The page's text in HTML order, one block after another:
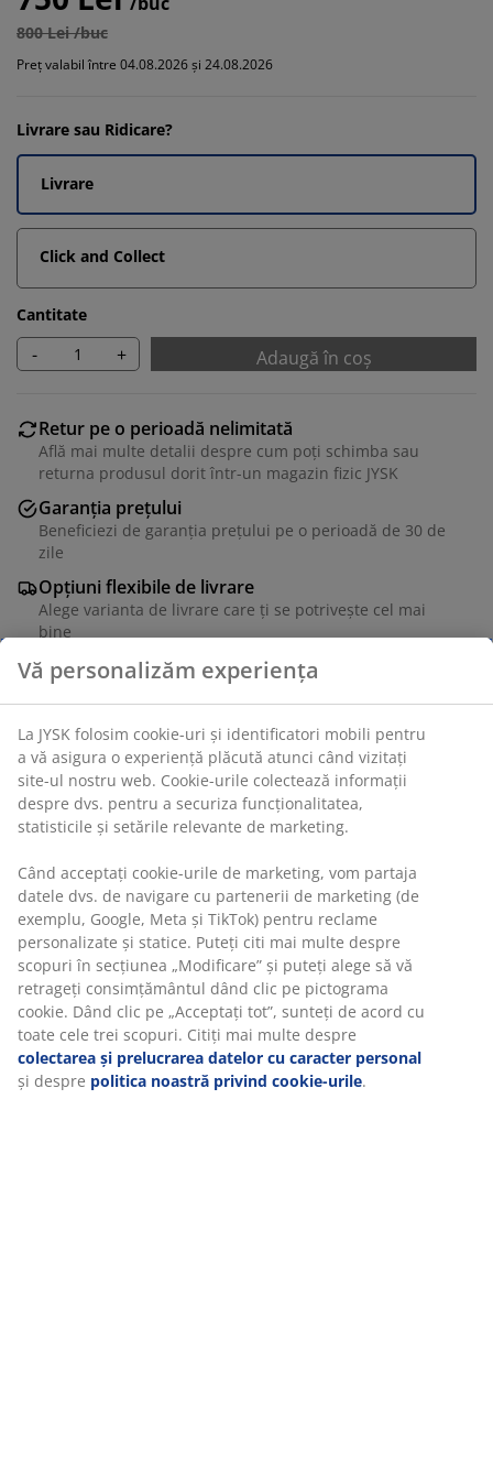
800 Lei /buc
Preț valabil între 04.08.2026 și 24.08.2026
Livrare sau Ridicare?
Livrare
Click and Collect
Cantitate
- + Adaugă în coș
Retur pe o perioadă nelimitată
Află mai multe detalii despre cum poți schimba sau
returna produsul dorit într-un magazin fizic JYSK
Garanția prețului
Beneficiezi de garanția prețului pe o perioadă de 30 de
zile
Opțiuni flexibile de livrare
Alege varianta de livrare care ți se potrivește cel mai
bine
Compartiment depozitare din plastic impermeabil cu
protecție UV (60% reciclat). Partea de sus și partea din
față pot fi deschise. Rezistentă la îngheț. 132x114x72
cm
Instrucțiuni de asamblare
Specificații
Recenzii
Vă personalizăm experiența
La JYSK folosim cookie-uri și identificatori mobili pentru
a vă asigura o experiență plăcută atunci când vizitați
site-ul nostru web. Cookie-urile colectează informații
despre dvs. pentru a securiza funcționalitatea,
statisticile și setările relevante de marketing.
Când acceptați cookie-urile de marketing, vom partaja
datele dvs. de navigare cu partenerii de marketing (de
exemplu, Google, Meta și TikTok) pentru reclame
personalizate și statice. Puteți citi mai multe despre
scopuri în secțiunea „Modificare” și puteți alege să vă
retrageți consimțământul dând clic pe pictograma
cookie. Dând clic pe „Acceptați tot”, sunteți de acord cu
toate cele trei scopuri. Citiți mai multe despre
colectarea și prelucrarea datelor cu caracter personal
și despre politica noastră privind cookie-urile.